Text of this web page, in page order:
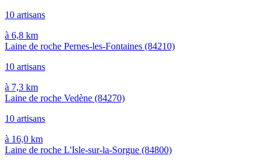
10 artisans
à 6,8 km
Laine de roche Pernes-les-Fontaines (84210)
10 artisans
à 7,3 km
Laine de roche Vedène (84270)
10 artisans
à 16,0 km
Laine de roche L'Isle-sur-la-Sorgue (84800)